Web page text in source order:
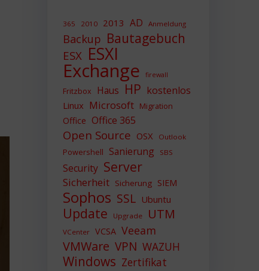
365 2010 2013 AD Anmeldung
Backup Bautagebuch
ESX ESXI
Exchange firewall
Fritzbox Haus HP kostenlos
Linux Microsoft Migration
Office Office 365
Open Source OSX Outlook
Powershell Sanierung SBS
Security Server
Sicherheit Sicherung SIEM
Sophos SSL Ubuntu
Update Upgrade UTM
VCenter VCSA Veeam
VMWare VPN WAZUH
Windows Zertifikat